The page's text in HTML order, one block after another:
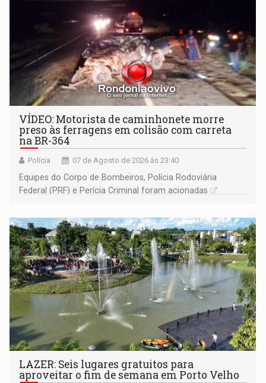
VÍDEO: Motorista de caminhonete morre
preso às ferragens em colisão com carreta
na BR-364
Polícia 07 de Agosto de 2026 às 23:40
Equipes do Corpo de Bombeiros, Polícia Rodoviária
Federal (PRF) e Perícia Criminal foram acionadas
LAZER: Seis lugares gratuitos para
aproveitar o fim de semana em Porto Velho